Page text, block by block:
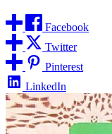
Facebook
Twitter
Pinterest
LinkedIn